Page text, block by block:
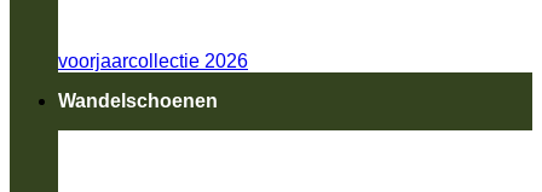
voorjaarcollectie 2026
Wandelschoenen